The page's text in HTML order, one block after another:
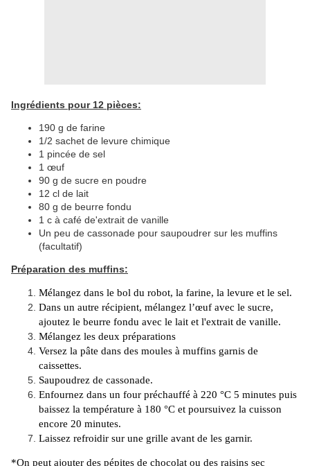
Ingrédients pour 12 pièces:
190 g de farine
1/2 sachet de levure chimique
1 pincée de sel
1 œuf
90 g de sucre en poudre
12 cl de lait
80 g de beurre fondu
1 c à café de'extrait de vanille
Un peu de cassonade pour saupoudrer sur les muffins
(facultatif)
Préparation des muffins:
Mélangez dans le bol du robot, la farine, la levure et le sel.
Dans un autre récipient, mélangez l’œuf avec le sucre,
ajoutez le beurre fondu avec le lait et l'extrait de vanille.
Mélangez les deux préparations
Versez la pâte dans des moules à muffins garnis de
caissettes.
Saupoudrez de cassonade.
Enfournez dans un four préchauffé à 220 °C 5 minutes puis
baissez la température à 180 °C et poursuivez la cuisson
encore 20 minutes.
Laissez refroidir sur une grille avant de les garnir.
*On peut ajouter des pépites de chocolat ou des raisins sec